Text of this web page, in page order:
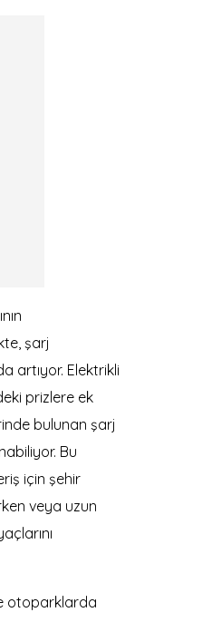
şarj
artıyor. Elektrikli
prizlere ek
bulunan şarj
Bu
için şehir
veya uzun
otoparklarda